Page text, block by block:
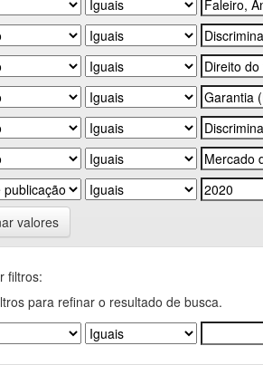
valores
filtros:
para refinar o resultado de busca.